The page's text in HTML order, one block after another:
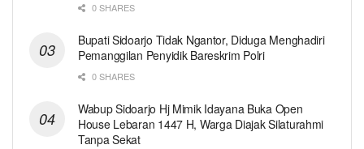
0 SHARES
Bupati Sidoarjo Tidak Ngantor, Diduga Menghadiri
Pemanggilan Penyidik Bareskrim Polri
0 SHARES
Wabup Sidoarjo Hj Mimik Idayana Buka Open
House Lebaran 1447 H, Warga Diajak Silaturahmi
Tanpa Sekat